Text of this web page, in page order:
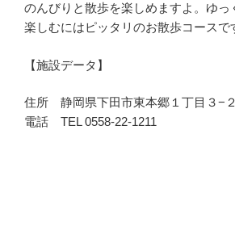
のんびりと散歩を楽しめますよ。ゆっ
楽しむにはピッタリのお散歩コースで
【施設データ】
住所 静岡県下田市東本郷１丁目３−２
電話 TEL 0558-22-1211